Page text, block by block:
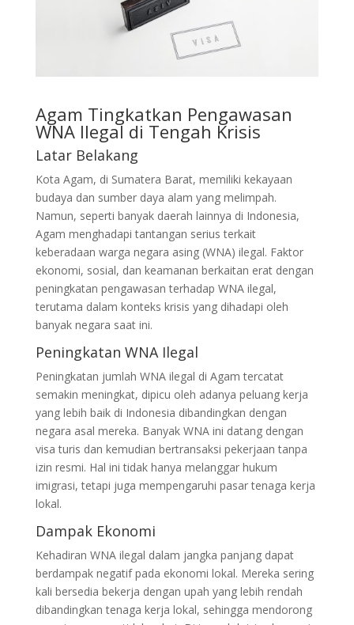
Agam Tingkatkan Pengawasan
WNA Ilegal di Tengah Krisis
Latar Belakang
Kota Agam, di Sumatera Barat, memiliki kekayaan
budaya dan sumber daya alam yang melimpah.
Namun, seperti banyak daerah lainnya di Indonesia,
Agam menghadapi tantangan serius terkait
keberadaan warga negara asing (WNA) ilegal. Faktor
ekonomi, sosial, dan keamanan berkaitan erat dengan
peningkatan pengawasan terhadap WNA ilegal,
terutama dalam konteks krisis yang dihadapi oleh
banyak negara saat ini.
Peningkatan WNA Ilegal
Peningkatan jumlah WNA ilegal di Agam tercatat
semakin meningkat, dipicu oleh adanya peluang kerja
yang lebih baik di Indonesia dibandingkan dengan
negara asal mereka. Banyak WNA ini datang dengan
visa turis dan kemudian bertransaksi pekerjaan tanpa
izin resmi. Hal ini tidak hanya melanggar hukum
imigrasi, tetapi juga mempengaruhi pasar tenaga kerja
lokal.
Dampak Ekonomi
Kehadiran WNA ilegal dalam jangka panjang dapat
berdampak negatif pada ekonomi lokal. Mereka sering
kali bersedia bekerja dengan upah yang lebih rendah
dibandingkan tenaga kerja lokal, sehingga mendorong